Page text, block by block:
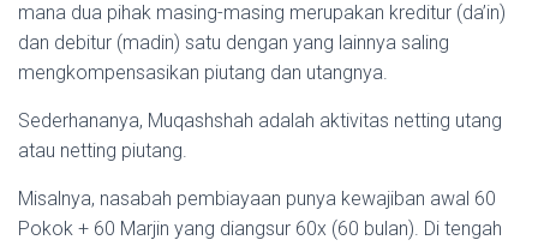
mana dua pihak masing-masing merupakan kreditur (da’in)
dan debitur (madin) satu dengan yang lainnya saling
mengkompensasikan piutang dan utangnya.
Sederhananya, Muqashshah adalah aktivitas netting utang
atau netting piutang.
Misalnya, nasabah pembiayaan punya kewajiban awal 60
Pokok + 60 Marjin yang diangsur 60x (60 bulan). Di tengah